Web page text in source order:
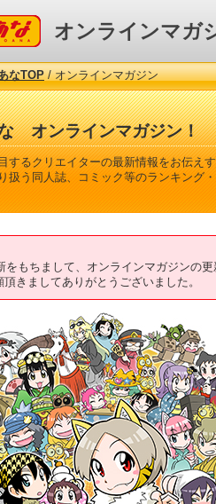
な オンラインマガ
なTOP/ オンラインマガジン
オンラインマガジン！
するクリエイターの最新情報をお伝え
扱う同人誌、コミック等のランキング
をもちまして、オンラインマガジンの
きましてありがとうございました。